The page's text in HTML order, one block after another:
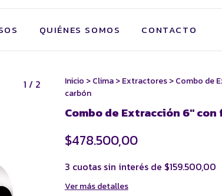
QUIÉNES SOMOS CONTACTO
1 / 2 Inicio > Clima > Extractores > Combo de
carbón
Combo de Extracción 6"
$478.500,00
3 cuotas sin interés de $159.500,00
Ver más detalles